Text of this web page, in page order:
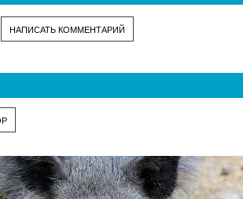
НАПИСАТЬ КОММЕНТАРИЙ